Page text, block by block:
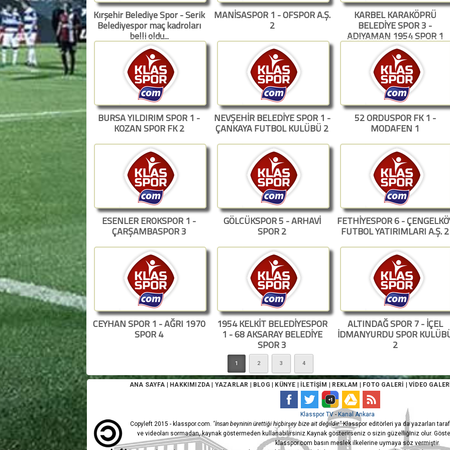
Kırşehir Belediye Spor - Serik
Belediyespor maç kadroları
belli oldu...
MANİSASPOR 1 - OFSPOR A.Ş.
2
KARBEL KARAKÖPRÜ
BELEDİYE SPOR 3 -
ADIYAMAN 1954 SPOR 1
BURSA YILDIRIM SPOR 1 -
KOZAN SPOR FK 2
NEVŞEHİR BELEDİYE SPOR 1 -
ÇANKAYA FUTBOL KULÜBÜ 2
52 ORDUSPOR FK 1 -
MODAFEN 1
ESENLER EROKSPOR 1 -
ÇARŞAMBASPOR 3
GÖLCÜKSPOR 5 - ARHAVİ
SPOR 2
FETHİYESPOR 6 -
FUTBOL YATIRIMLARI A.Ş. 2
CEYHAN SPOR 1 - AĞRI 1970
SPOR 4
1954 KELKİT BELEDİYESPOR
1 - 68 AKSARAY BELEDİYE
SPOR 3
ALTINDAĞ SPOR 7 - İÇEL
İDMANYURDU SPOR
2
1 2 3 4
ANA SAYFA HAKKIMIZDA YAZARLAR BLOG KÜNYE İLETİŞİM REKLAM FOTO GALERİ VİDEO
Klasspor TV - Kanal Ankara
Copyleft 2015 - klasspor.com. "İnsan beyninin ürettiği hiçbirşey bize ait değildir."Klasspor editörleri ya da yazarları
ve videoları sormadan, kaynak göstermeden kullanabilirsiniz.Kaynak gösterirseniz o sizin güzelliğiniz olur.
klasspor.com basın meslek ilkelerine uymaya söz vermiştir.